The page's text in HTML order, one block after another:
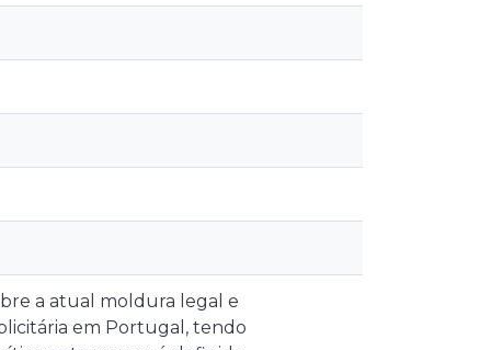
a atual moldura legal e
em Portugal, tendo